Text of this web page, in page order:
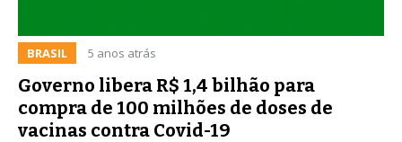
BRASIL 5 anos atrás
Governo libera R$ 1,4 bilhão para
compra de 100 milhões de doses de
vacinas contra Covid-19